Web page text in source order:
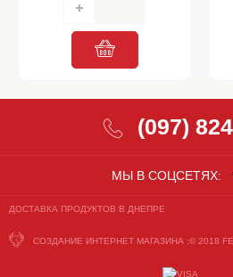
МЫ В СОЦСЕТЯХ:
(097)
ДОСТАВКА ПРОДУКТОВ В ДНЕПРЕ
СОЗДАНИЕ ИНТЕРНЕТ МАГАЗИНА :© 2018